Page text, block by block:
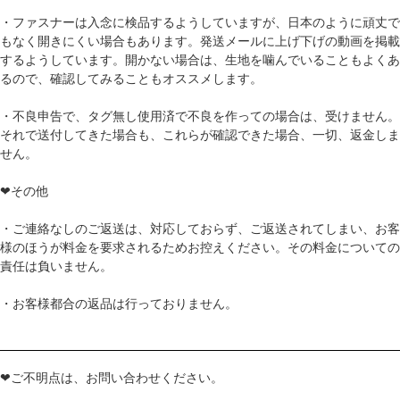
・ファスナーは入念に検品するようしていますが、日本のように頑丈で
もなく開きにくい場合もあります。発送メールに上げ下げの動画を掲載
するようしています。開かない場合は、生地を噛んでいることもよくあ
るので、確認してみることもオススメします。
・不良申告で、タグ無し使用済で不良を作っての場合は、受けません。
それで送付してきた場合も、これらが確認できた場合、一切、返金しま
せん。
❤その他
・ご連絡なしのご返送は、対応しておらず、ご返送されてしまい、お客
様のほうが料金を要求されるためお控えください。その料金についての
責任は負いません。
・お客様都合の返品は行っておりません。
❤ご不明点は、お問い合わせください。